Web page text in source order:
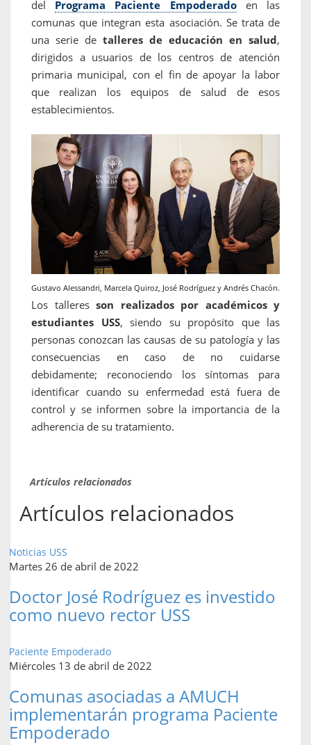
del Programa Paciente Empoderadoen las
comunas que integran esta asociación. Se trata de
una serie de talleres de educación en salud,
dirigidos a usuarios de los centros de atención
primaria municipal, con el fin de apoyar la labor
que realizan los equipos de salud de esos
establecimientos.
Gustavo Alessandri, Marcela Quiroz, José Rodríguez y Andrés Chacón.
Los talleres son realizados por académicos y
estudiantes USS, siendo su propósito que las
personas conozcan las causas de su patología y las
consecuencias en caso de no cuidarse
debidamente; reconociendo los síntomas para
identificar cuando su enfermedad está fuera de
control y se informen sobre la importancia de la
adherencia de su tratamiento.
Artículos relacionados
Artículos relacionados
Noticias USS
Martes 26 de abril de 2022
Doctor José Rodríguez es investido
como nuevo rector USS
Paciente Empoderado
Miércoles 13 de abril de 2022
Comunas asociadas a AMUCH
implementarán programa Paciente
Empoderado